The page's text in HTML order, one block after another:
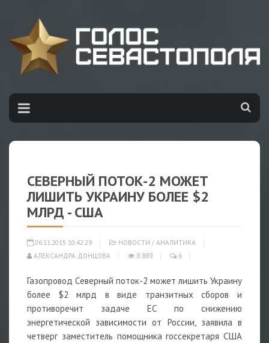
СЕВЕРНЫЙ ПОТОК-2 МОЖЕТ
ЛИШИТЬ УКРАИНУ БОЛЕЕ $2
МЛРД - США
06.11.2015 10:42:29 НОВОСТИ / АНАЛИТИКА
АЛЕКСАНДРА ДОНЦОВА
8 889 6
Газопровод Северный поток-2 может лишить Украину
более $2 млрд в виде транзитных сборов и
противоречит задаче ЕС по снижению
энергетической зависимости от России, заявила в
четверг заместитель помощника госсекретаря США